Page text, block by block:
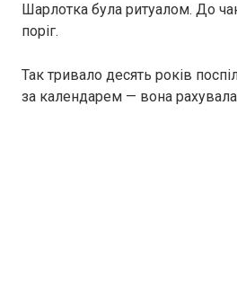
Шарлотка була ритуалом. До
поріг.
Так тривало десять років
за календарем — вона рахувала